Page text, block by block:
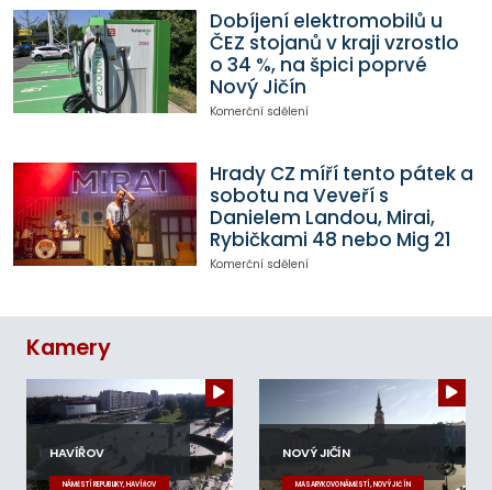
Dobíjení elektromobilů u
ČEZ stojanů v kraji vzrostlo
o 34 %, na špici poprvé
Nový Jičín
Komerční sdělení
Hrady CZ míří tento pátek a
sobotu na Veveří s
Danielem Landou, Mirai,
Rybičkami 48 nebo Mig 21
Komerční sdělení
Kamery
HAVÍŘOV
NÁMĚSTÍ REPUBLIKY, HAVÍŘOV
NOVÝ JIČÍN
MASARYKOVO NÁMĚSTÍ, NOVÝ JIČÍN